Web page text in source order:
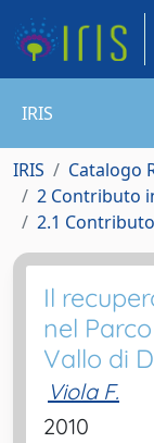
IRIS
IRIS
Catalogo
2 Contributo
2.1
Il
nel
Vallo di
Viola F.
2010